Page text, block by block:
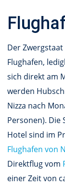
Der
Flughafen,
sich direkt am
werden
Nizza nach
Personen). Die
Hotel sind im
Flughafen von
Direktflug vom
einer Zeit von